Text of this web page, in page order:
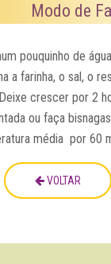
Modo de
pouquinho de
a farinha, o sal, o
crescer por 2
ou faça
média por 60
VOLTAR